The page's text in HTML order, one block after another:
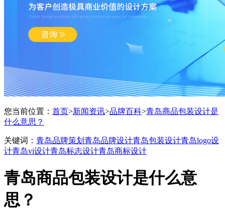
您当前位置： 首页>新闻资讯>品牌百科>青岛商品包装设计是
什么意思？
关键词： 青岛品牌策划 青岛品牌设计青岛包装设计青岛logo设
计青岛vi设计青岛标志设计青岛商标设计
青岛商品包装设计是什么意
思？